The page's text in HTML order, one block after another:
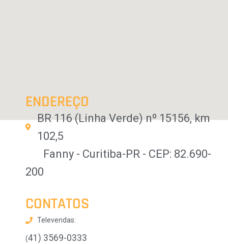
ENDEREÇO
BR 116 (Linha Verde) nº 15156, km
102,5
Fanny - Curitiba-PR - CEP: 82.690-
200
CONTATOS
Televendas:
(41) 3569-0333